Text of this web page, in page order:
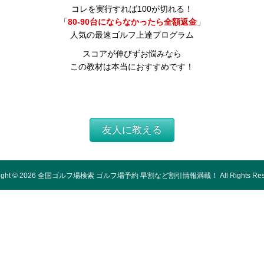
コレを実行すれば100が切れる！
「80-90台にならなかったら全額返金」
人気の最速ゴルフ上達プログラム
スコアが伸びずお悩みなら
この教材は本当におすすめです！
友人に教える
© 2026 全国ゴルフ場検索 ゴルフ場予約 早割など割引情報満載！ All Rights